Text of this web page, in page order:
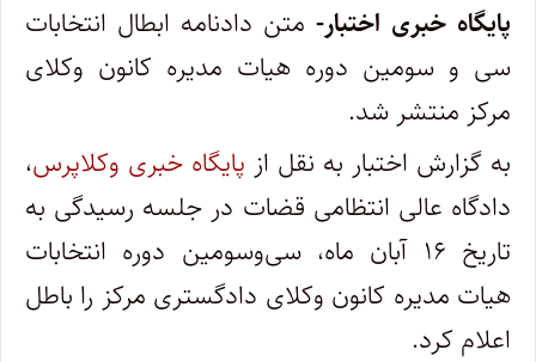
پایگاه خبری اختبار- متن دادنامه ابطال انتخابات
سی و سومین دوره هیات مدیره کانون وکلای
مرکز منتشر شد.
به گزارش اختبار به نقل از پایگاه خبری وکلاپرس،
دادگاه عالی انتظامی قضات در جلسه رسیدگی به
تاریخ ۱۶ آبان ماه، سی‌وسومین دوره انتخابات
هیات مدیره کانون وکلای دادگستری مرکز را باطل
اعلام کرد.